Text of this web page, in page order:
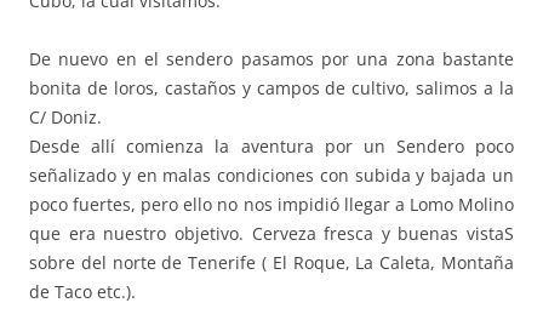
De nuevo en el sendero pasamos por una zona bastante
bonita de loros, castaños y campos de cultivo, salimos a la
C/ Doniz.
Desde allí comienza la aventura por un Sendero poco
señalizado y en malas condiciones con subida y bajada un
poco fuertes, pero ello no nos impidió llegar a Lomo Molino
que era nuestro objetivo. Cerveza fresca y buenas vistaS
sobre del norte de Tenerife ( El Roque, La Caleta, Montaña
de Taco etc.).